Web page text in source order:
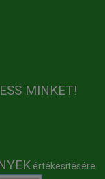
MINKET!
értékesítésére